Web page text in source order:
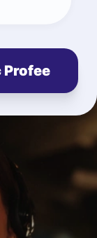
Profee